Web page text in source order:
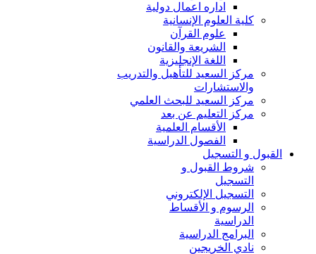
اداره اعمال دولية
كلية العلوم الإنسانية
علوم القرآن
الشريعة والقانون
اللغة الإنجليزية
مركز السعيد للتأهيل والتدريب
والاستشارات
مركز السعيد للبحث العلمي
مركز التعليم عن بعد
الأقسام العلمية
الفصول الدراسية
القبول و التسجيل
شروط القبول و
التسجيل
التسجيل الإلكتروني
الرسوم و الأقساط
الدراسية
البرامج الدراسية
نادي الخريجين